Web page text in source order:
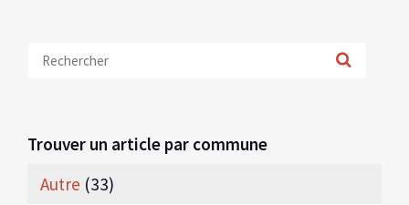
Trouver un article par commune
Autre (33)